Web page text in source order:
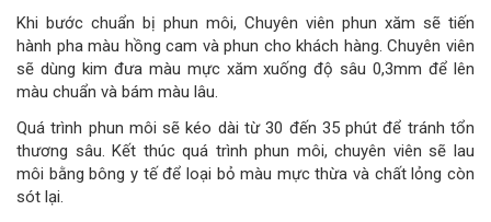
Khi bước chuẩn bị phun môi, Chuyên viên phun xăm sẽ tiến
hành pha màu hồng cam và phun cho khách hàng. Chuyên viên
sẽ dùng kim đưa màu mực xăm xuống độ sâu 0,3mm để lên
màu chuẩn và bám màu lâu.
Quá trình phun môi sẽ kéo dài từ 30 đến 35 phút để tránh tổn
thương sâu. Kết thúc quá trình phun môi, chuyên viên sẽ lau
môi bằng bông y tế để loại bỏ màu mực thừa và chất lỏng còn
sót lại.